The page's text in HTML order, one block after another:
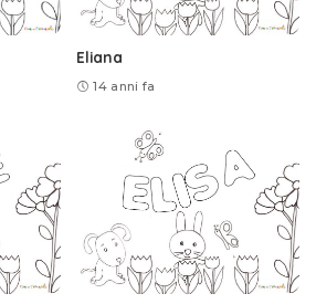
Eliana
14 anni fa